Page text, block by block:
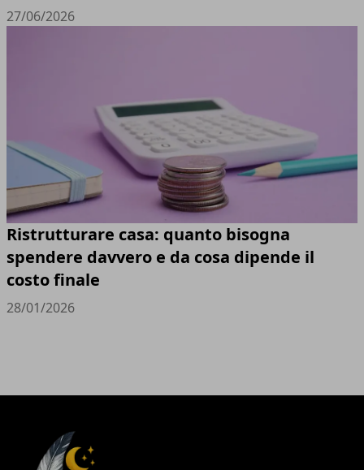
27/06/2026
Ristrutturare casa: quanto bisogna
spendere davvero e da cosa dipende il
costo finale
28/01/2026